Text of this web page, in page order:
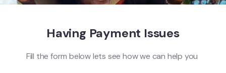
Having Payment Issues
Fill the form below lets see how we can help you